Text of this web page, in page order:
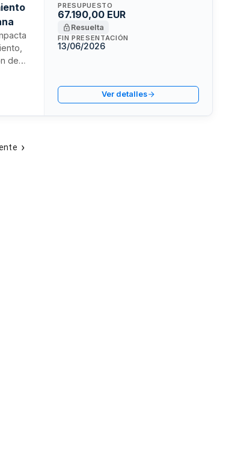
de
PRESUPUESTO
67.190,00 EUR
Resuelta
FIN PRESENTACIÓN
13/06/2026
Ver detalles